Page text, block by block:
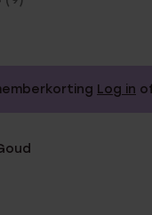
Log in